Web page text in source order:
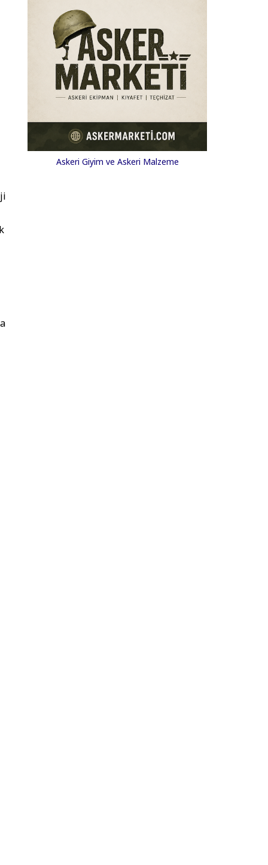
Askeri Giyim ve Askeri Malzeme